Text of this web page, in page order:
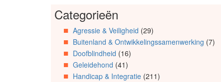
Spring
Artikels
Spring
naar
Info
Spring
Categorieën
Agressie & Veiligheid (29)
Buitenland & Ontwikkelingssamenwerking (7)
Doofblindheid (16)
Geleidehond (41)
Handicap & Integratie(211)